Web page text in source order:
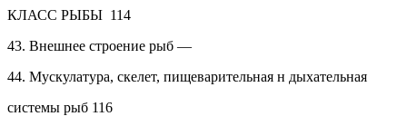
КЛАСС РЫБЫ 114
43. Внешнее строение рыб —
44. Мускулатура, скелет, пищеварительная н дыхательная
системы рыб 116